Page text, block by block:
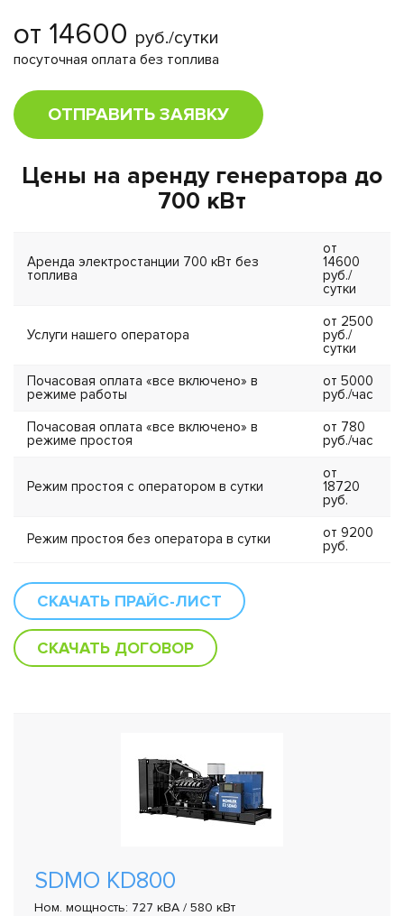
от 14600 руб./сутки
посуточная оплата без топлива
ОТПРАВИТЬ ЗАЯВКУ
Цены на аренду генератора до
700 кВт
Аренда электростанции 700 кВт без
топлива
от
14600
руб./
сутки
Услуги нашего оператора
от 2500
руб./
сутки
Почасовая оплата «все включено» в
режиме работы
от 5000
руб./час
Почасовая оплата «все включено» в
режиме простоя
от 780
руб./час
Режим простоя с оператором в сутки
от
18720
руб.
Режим простоя без оператора в сутки
от 9200
руб.
СКАЧАТЬ ПРАЙС-ЛИСТ
СКАЧАТЬ ДОГОВОР
SDMO KD800
Ном. мощность: 727 кВА / 580 кВт